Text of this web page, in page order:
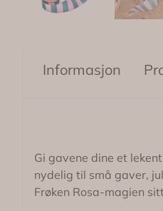
Informasjon
Gi gavene dine et
nydelig til små gaver,
Frøken Rosa-magien